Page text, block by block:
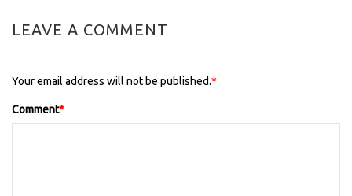
LEAVE A COMMENT
Your email address will not be published.*
Comment*